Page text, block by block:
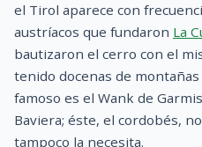
el Tirol aparece con
austríacos que fundaron La
bautizaron el cerro con el
tenido docenas de
famoso es el Wank de
Baviera; éste, el cordobés,
tampoco la necesita.